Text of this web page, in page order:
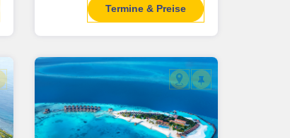
Termine & Preise